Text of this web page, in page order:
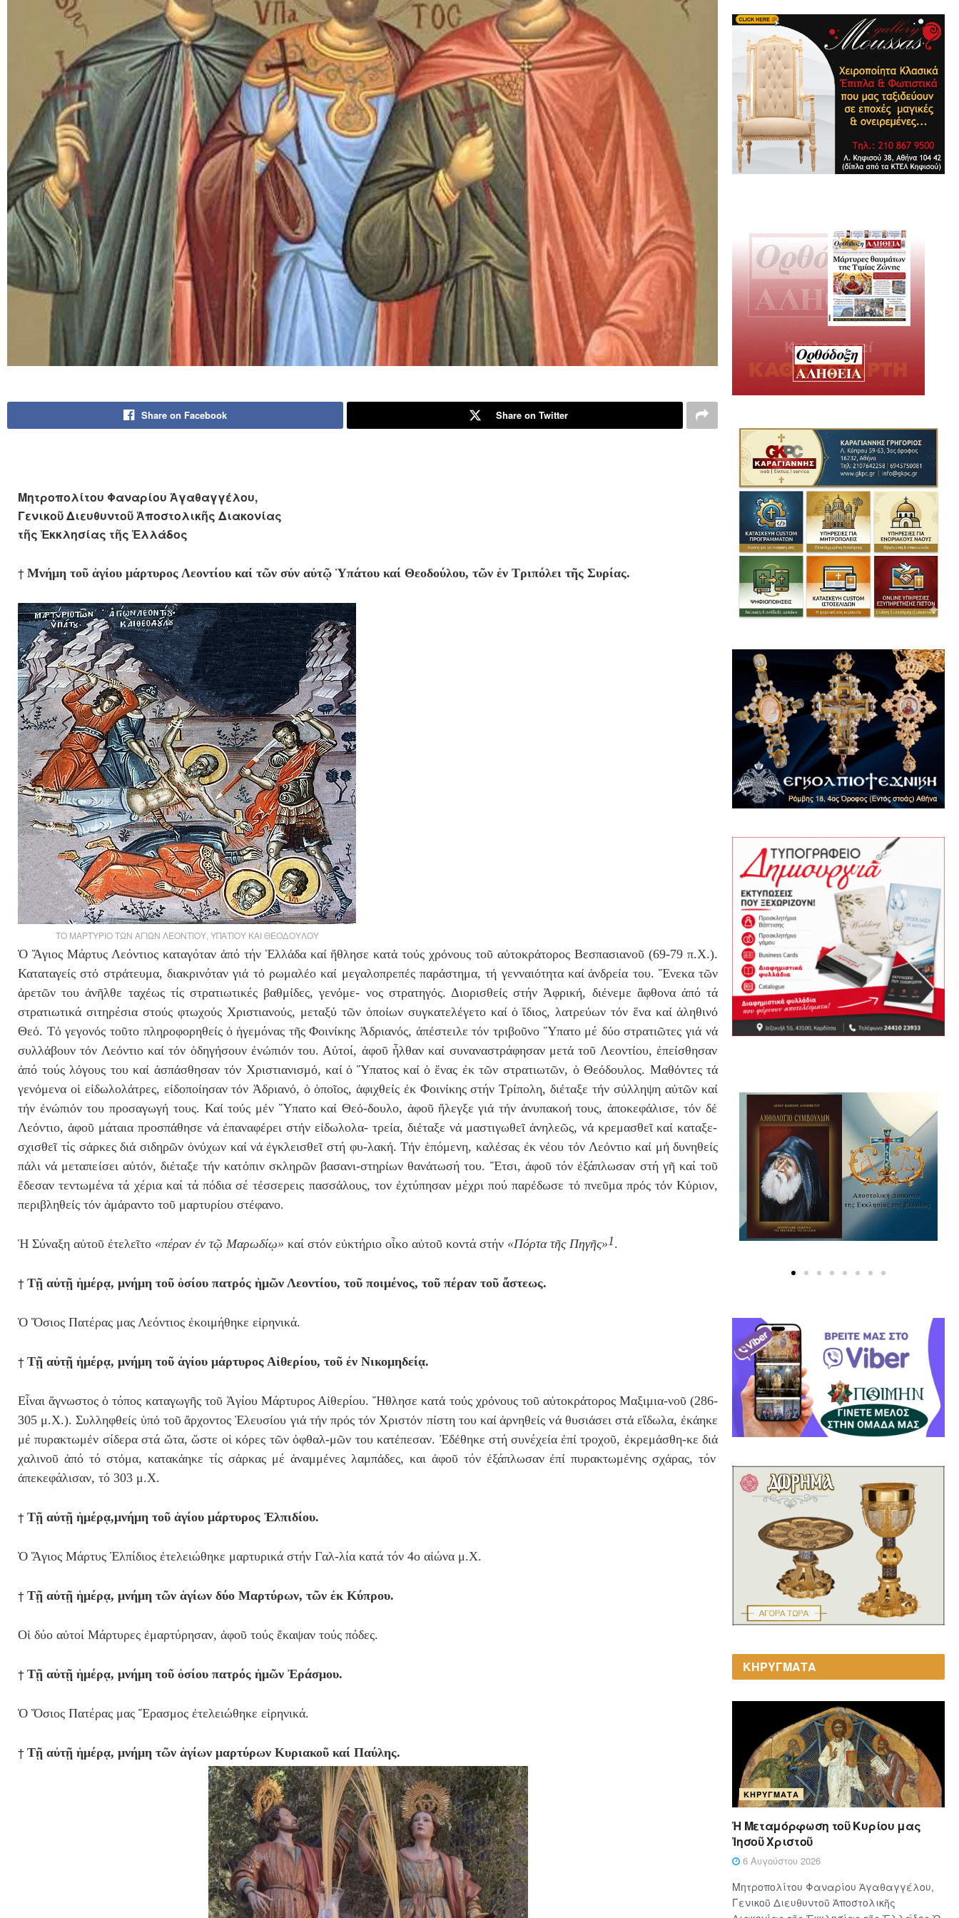
Share on Facebook Share on Twitter
Μητροπολίτου Φαναρίου Ἀγαθαγγέλου,
Γενικοῦ Διευθυντοῦ Ἀποστολικῆς Διακονίας
τῆς Ἐκκλησίας τῆς Ἑλλάδος
† Μνήμη τοῦ ἁγίου μάρτυρος Λεοντίου καί τῶν σύν αὐτῷ Ὑπάτου καί Θεοδούλου, τῶν ἐν Τριπόλει τῆς Συρίας.
ΤΟ ΜΑΡΤΥΡΙΟ ΤΩΝ ΑΓΙΩΝ ΛΕΟΝΤΙΟΥ, ΥΠΑΤΙΟΥ ΚΑΙ ΘΕΟΔΟΥΛΟΥ
Ὁ Ἅγιος Μάρτυς Λεόντιος καταγόταν ἀπό τήνἙλλάδα καί ἤθλησε κατά τούς χρόνους τοῦ αὐτοκράτορος Βεσπασιανοῦ (69-79 π.Χ.).
Καταταγείς στό στράτευμα, διακρινόταν γιά τόρωμαλέο καί μεγαλοπρεπές παράστημα, τή γενναιότητα καί ἀνδρεία του. Ἕνεκα τῶν
ἀρετῶν τουἀνῆλθε ταχέως τίς στρατιωτικές βαθμίδες, γενόμε- νος στρατηγός. Διορισθείς στήν Ἀφρική, διένεμε ἄφθονα ἀπό τά
στρατιωτικά σιτηρέσια στούς φτωχούς Χριστιανούς, μεταξύ τῶνὁποίων συγκατελέγετο καί ὁ ἴδιος, λατρεύων τόνἕνα καί ἀληθινό
Θεό. Τόγεγονός τοῦτο πληροφορηθείςὁ ἡγεμόνας τῆς Φοινίκης Ἀδριανός, ἀπέστειλε τόν τριβοῦνο Ὕπατο μέ δύο στρατιῶτες γιά νά
συλλάβουν τόν Λεόντιο καί τόν ὁδηγήσουν ἐνώπιόν του. Αὐτοί, ἀφοῦ ἦλθαν καί συναναστράφησαν μετά τοῦ Λεοντίου, ἐπείσθησαν
ἀπό τούς λόγους του καί ἀσπάσθησαν τόν Χριστιανισμό, καί ὁ Ὕπατος καί ὁἕνας ἐκ τῶν στρατιωτῶν, ὁ Θεόδουλος. Μαθόντες τά
γενόμενα οἱ εἰδωλολάτρες, εἰδοποίησαν τόν Ἀδριανό,ὁ ὁποῖος, ἀφιχθείς ἐκ Φοινίκης στήν Τρίπολη, διέταξε τήν σύλληψη αὐτῶν καί
τήν ἐνώπιόν του προσαγωγή τους. Καί τούς μέν Ὕπατο καί Θεό-δουλο, ἀφοῦ ἤλεγξε γιά τήν ἀνυπακοή τους,ἀποκεφάλισε, τόν δέ
Λεόντιο, ἀφοῦμάταια προσπάθησε νά ἐπαναφέρει στήν εἰδωλολα- τρεία, διέταξε νάμαστιγωθεῖ ἀνηλεῶς, νάκρεμασθεῖ καί καταξε-
σχισθεῖ τίς σάρκες διά σιδηρῶν ὀνύχων καί νά ἐγκλεισθεῖ στή φυ-λακή. Τήνἑπόμενη, καλέσας ἐκ νέου τόν Λεόντιο καί μή δυνηθείς
πάλι νά μεταπείσει αὐτόν, διέταξε τήν κατόπιν σκληρῶν βασανι-στηρίων θανάτωσή του. Ἔτσι, ἀφοῦ τόν ἐξάπλωσαν στή γῆ καί τοῦ
ἔδεσαν τεντωμένα τά χέρια καί τά πόδια σέ τέσσερεις πασσάλους, τον ἐχτύπησαν μέχρι πού παρέδωσε τόπνεῦμα πρός τόν Κύριον,
περιβληθείς τόν ἀμάραντο τοῦ μαρτυρίου στέφανο.
Ἡ Σύναξη αὐτοῦ ἐτελεῖτο «πέραν ἐν τῷ Μαρωδίῳ» καί στόν εὐκτήριο οἶκο αὐτοῦ κοντά στήν «Πόρτα τῆς Πηγῆς»1.
† Τῇ αὐτῇ ἡμέρᾳ, μνήμη τοῦ ὁσίου πατρός ἡμῶν Λεοντίου, τοῦ ποιμένος, τοῦ πέραν τοῦ ἄστεως.
Ὁ Ὅσιος Πατέρας μας Λεόντιος ἐκοιμήθηκε εἰρηνικά.
† Τῇ αὐτῇ ἡμέρᾳ, μνήμη τοῦ ἁγίου μάρτυρος Αἰθερίου, τοῦ ἐν Νικομηδείᾳ.
Εἶναι ἄγνωστος ὁ τόπος καταγωγῆς τοῦ Ἁγίου Μάρτυρος Αἰθερίου.Ἤθλησε κατά τούς χρόνους τοῦαὐτοκράτορος Μαξιμια-νοῦ (286-
305 μ.Χ.). Συλληφθείς ὑπότοῦ ἄρχοντοςἘλευσίου γιάτήν πρός τόν Χριστόν πίστη του καί ἀρνηθείς νάθυσιάσει στάεἴδωλα,ἐκάηκε
μέ πυρακτωμέν σίδερα στά ὤτα,ὥστε οἱ κόρες τῶνὀφθαλ-μῶν του κατέπεσαν. Ἐδέθηκε στή συνέχεία ἐπί τροχοῦ, ἐκρεμάσθη-κε διά
χαλινοῦ ἀπό τό στόμα, κατακάηκε τίς σάρκας μέ ἀναμμένες λαμπάδες, και ἀφοῦ τόν ἐξάπλωσανἐπί πυρακτωμένης σχάρας, τόν
ἀπεκεφάλισαν, τό 303 μ.Χ.
† Τῇ αὐτῇ ἡμέρᾳ,μνήμη τοῦ ἁγίου μάρτυρος Ἐλπιδίου.
Ὁ Ἅγιος Μάρτυς Ἐλπίδιος ἐτελειώθηκε μαρτυρικά στήν Γαλ-λία κατά τόν 4ο αἰώνα μ.Χ.
† Τῇ αὐτῇ ἡμέρᾳ, μνήμη τῶν ἁγίων δύο Μαρτύρων, τῶν ἐκ Κύπρου.
Οἱ δύο αὐτοί Μάρτυρες ἐμαρτύρησαν, ἀφοῦ τούς ἔκαψαν τούς πόδες.
† Τῇ αὐτῇ ἡμέρᾳ, μνήμη τοῦ ὁσίου πατρός ἡμῶν Ἐράσμου.
Ὁ Ὅσιος Πατέρας μας Ἔρασμος ἐτελειώθηκε εἰρηνικά.
† Τῇ αὐτῇ ἡμέρᾳ, μνήμη τῶν ἁγίων μαρτύρων Κυριακοῦ καί Παύλης.
ΚΗΡΥΓΜΑΤΑ
ΚΗΡΎΓΜΑΤΑ
Ἡ Μεταμόρφωση τοῦ Κυρίου μας
Ἰησοῦ Χριστοῦ
6 Αυγούστου 2026
Μητροπολίτου Φαναρίου Ἀγαθαγγέλου,
Γενικοῦ Διευθυντοῦ Ἀποστολικῆς